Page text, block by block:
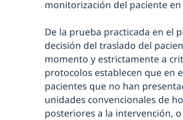
monitorización del paciente
De la prueba practicada en el
decisión del traslado del
momento y estrictamente a
protocolos establecen que en
pacientes que no han
unidades convencionales de
posteriores a la intervención,